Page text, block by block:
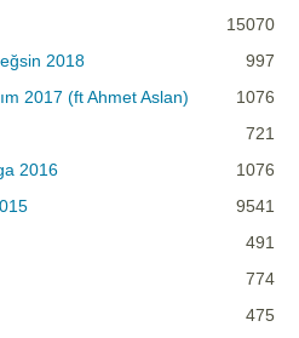
15070
2018
997
2017 (ft Ahmet Aslan)
1076
721
2016
1076
9541
491
774
475